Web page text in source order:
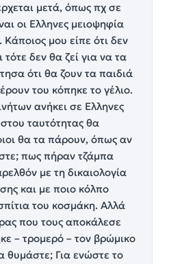
μετά, όπως πχ σε
οι Ελληνες μειοψηφία
μου είπε ότι δεν
τότε δεν θα ζεί για να τα
ότι θα ζουν τα παιδιά
του κόπηκε το γέλιο.
ανήκει σε Ελληνες
ταυτότητας θα
θα τα πάρουν, όπως αν
πως πήραν τζάμπα
με τη δικαιολογία
και με ποιο κόλπο
του κοσμάκη. Αλλά
που τους αποκάλεσε
– τρομερό – τον βρώμικο
θυμάστε; Για ενώστε το